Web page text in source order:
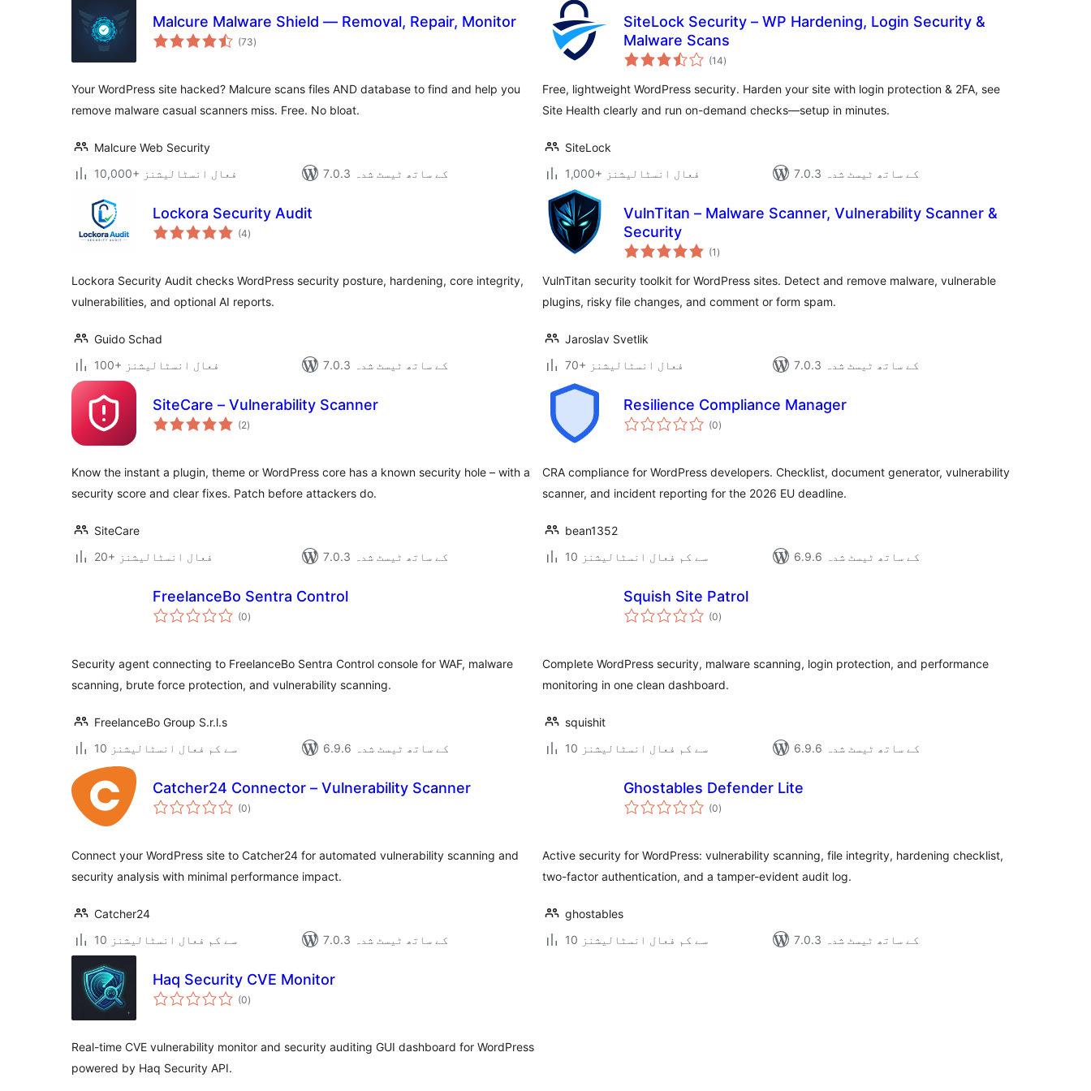
Malcure Malware Shield — Removal, Repair, Monitor
(73مجموعی
درجہ
)
Your WordPress site hacked? Malcure scans files AND database to find and help you
remove malware casual scanners miss. Free. No bloat.
Malcure Web Security
10,000+ فعال انسٹالیشنز
7.0.3 کے ساتھ ٹیسٹ شدہ
SiteLock Security – WP Hardening, Login Security &
Malware Scans
(14مجموعی
درجہ
)
Free, lightweight WordPress security. Harden your site with login protection & 2FA, see
Site Health clearly and run on-demand checks—setup in minutes.
SiteLock
1,000+ فعال انسٹالیشنز
7.0.3 کے ساتھ ٹیسٹ شدہ
Lockora Security Audit
(4مجموعی
درجہ
)
Lockora Security Audit checks WordPress security posture, hardening, core integrity,
vulnerabilities, and optional AI reports.
Guido Schad
100+ فعال انسٹالیشنز
7.0.3 کے ساتھ ٹیسٹ شدہ
VulnTitan – Malware Scanner, Vulnerability Scanner &
Security
(1 مجموعی
درجہ
)
VulnTitan security toolkit for WordPress sites. Detect and remove malware, vulnerable
plugins, risky file changes, and comment or form spam.
Jaroslav Svetlik
70+ فعال انسٹالیشنز
7.0.3 کے ساتھ ٹیسٹ شدہ
SiteCare – Vulnerability Scanner
(2مجموعی
درجہ
)
Know the instant a plugin, theme or WordPress core has a known security hole – with a
security score and clear fixes. Patch before attackers do.
SiteCare
20+ فعال انسٹالیشنز
7.0.3 کے ساتھ ٹیسٹ شدہ
Resilience Compliance Manager
(0مجموعی
درجہ
)
CRA compliance for WordPress developers. Checklist, document generator, vulnerability
scanner, and incident reporting for the 2026 EU deadline.
bean1352
10 سے کم فعال انسٹالیشنز
6.9.6 کے ساتھ ٹیسٹ شدہ
FreelanceBo Sentra Control
(0مجموعی
درجہ
)
Security agent connecting to FreelanceBo Sentra Control console for WAF, malware
scanning, brute force protection, and vulnerability scanning.
FreelanceBo Group S.r.l.s
10 سے کم فعال انسٹالیشنز
6.9.6 کے ساتھ ٹیسٹ شدہ
Squish Site Patrol
(0مجموعی
درجہ
)
Complete WordPress security, malware scanning, login protection, and performance
monitoring in one clean dashboard.
squishit
10 سے کم فعال انسٹالیشنز
6.9.6 کے ساتھ ٹیسٹ شدہ
Catcher24 Connector – Vulnerability Scanner
(0مجموعی
درجہ
)
Connect your WordPress site to Catcher24 for automated vulnerability scanning and
security analysis with minimal performance impact.
Catcher24
10 سے کم فعال انسٹالیشنز
7.0.3 کے ساتھ ٹیسٹ شدہ
Ghostables Defender Lite
(0مجموعی
درجہ
)
Active security for WordPress: vulnerability scanning, file integrity, hardening checklist,
two-factor authentication, and a tamper-evident audit log.
ghostables
10 سے کم فعال انسٹالیشنز
7.0.3 کے ساتھ ٹیسٹ شدہ
Haq Security CVE Monitor
(0مجموعی
درجہ
)
Real-time CVE vulnerability monitor and security auditing GUI dashboard for WordPress
powered by Haq Security API.